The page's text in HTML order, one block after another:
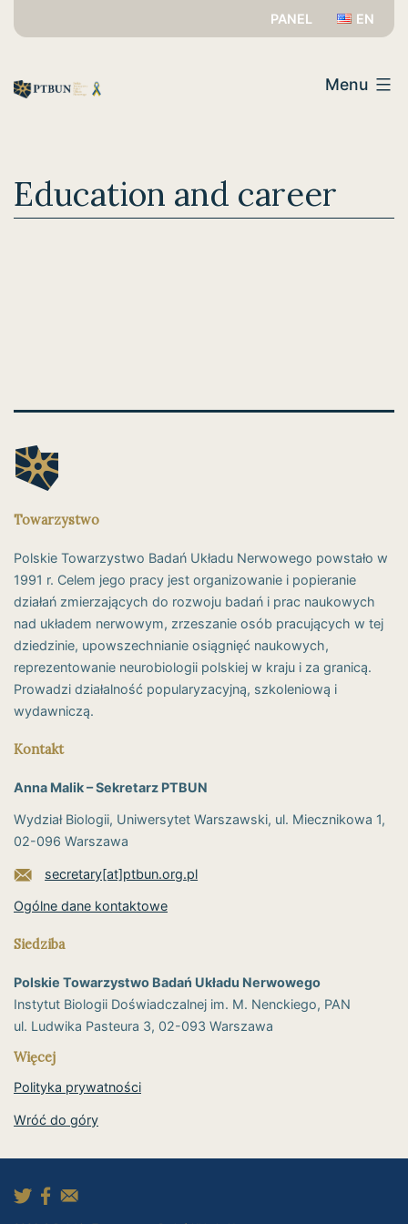
treści
PANEL EN
Menu
Education and career
Towarzystwo
Polskie Towarzystwo Badań Układu Nerwowego powstało w
1991 r. Celem jego pracy jest organizowanie i popieranie
działań zmierzających do rozwoju badań i prac naukowych
nad układem nerwowym, zrzeszanie osób pracujących w tej
dziedzinie, upowszechnianie osiągnięć naukowych,
reprezentowanie neurobiologii polskiej w kraju i za granicą.
Prowadzi działalność popularyzacyjną, szkoleniową i
wydawniczą.
Kontakt
Anna Malik – Sekretarz PTBUN
Wydział Biologii, Uniwersytet Warszawski, ul. Miecznikowa 1,
02-096 Warszawa
secretary[at]ptbun.org.pl
Ogólne dane kontaktowe
Siedziba
Polskie Towarzystwo Badań Układu Nerwowego
Instytut Biologii Doświadczalnej im. M. Nenckiego, PAN
ul. Ludwika Pasteura 3, 02-093 Warszawa
Więcej
Polityka prywatności
Wróć do góry